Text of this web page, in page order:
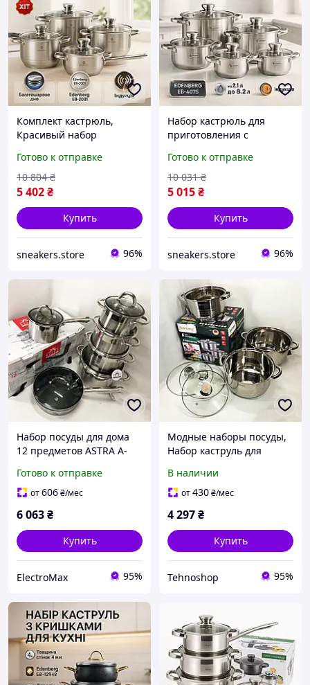
Комплект кастрюль,
Красивый набор
антипригарным
покрытием, Кастрюли с
крышками CK-68
Готово к отправке
5 402₴
10 804 ₴
Купить
sneakers.store 96%
Набор кастрюль для
приготовления с
кастрюль для плит,
Кастрюли с прозрачными
крышками FN-59
Готово к отправке
5 015₴
10 031 ₴
Купить
sneakers.store 96%
Набор посуды для дома
12 предметов ASTRA A-
антипригарным
покрытием ZT-61
Готово к отправке
от606₴/мес
6 063₴
Купить
ElectroMax 95%
Модные наборы посуды,
Набор каструль для
Набор кастрюль из
нержавеющей стали RF-
В наличии
от430₴/мес
4 297₴
Купить
Tehnoshop 95%